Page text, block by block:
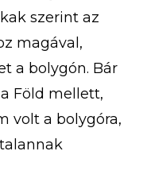
szerint az
magával,
a bolygón. Bár
Föld mellett,
volt a bolygóra,